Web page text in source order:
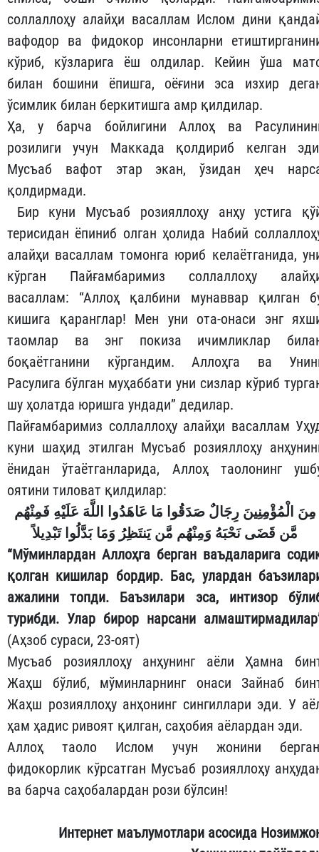
соллаллоҳу алайҳи васаллам Ислом дини
вафодор ва фидокор инсонларни
кўриб, кўзларига ёш олдилар. Кейин ўша
билан бошини ёпишга, оёғини эса изхир
ўсимлик билан беркитишга амр қилдилар.
Ҳа, у барча бойлигини Аллоҳ ва
розилиги учун Маккада қолдириб келган
Мусъаб вафот этар экан, ўзидан ҳеч
қолдирмади.
Бир куни Мусъаб розияллоҳу анҳу устига
терисидан ёпиниб олган ҳолида Набий
алайҳи васаллам томонга юриб келаётганида,
кўрган Пайғамбаримиз соллаллоҳу
васаллам: “Аллоҳ қалбини мунаввар қилган
кишига қаранглар! Мен уни ота-онаси энг
таомлар ва энг покиза ичимликлар
боқаётганини кўргандим. Аллоҳга ва
Расулига бўлган муҳаббати уни сизлар кўриб
шу ҳолатда юришга ундади” дедилар.
Пайғамбаримиз соллаллоҳу алайҳи васаллам
куни шаҳид этилган Мусъаб розияллоҳу
ёнидан ўтаётганларида, Аллоҳ таолонинг
оятини тиловат қилдилар:
مِنَ الْمُؤْمِنِينَ رِجَالٌ صَدَقُوا مَا عَاهَدُوا اللَّهَ عَلَيْهِ فَمِنْهُم
مَّن قَضَى نَحْبَهُ وَمِنْهُم مَّن يَنتَظِرُ وَمَا بَدَّلُوا تَبْدِيلاً
“Мўминлардан Аллоҳга берган ваъдаларига
қолган кишилар бордир. Бас, улардан
ажалини топди. Баъзилари эса, интизор
турибди. Улар бирор нарсани
(Аҳзоб сураси, 23-оят)
Мусъаб розияллоҳу анҳунинг аёли Ҳамна
Жаҳш бўлиб, мўминларнинг онаси Зайнаб
Жаҳш розияллоҳу анҳонинг сингиллари эди. У
ҳам ҳадис ривоят қилган, саҳобия аёлардан эди.
Аллоҳ таоло Ислом учун жонини
фидокорлик кўрсатган Мусъаб розияллоҳу
ва барча саҳобалардан рози бўлсин!
Интернет маълумотлари асосида